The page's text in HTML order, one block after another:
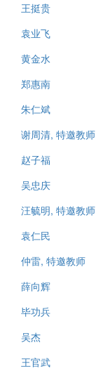
王挺贵
袁业飞
黄金水
郑惠南
朱仁斌
谢周清, 特邀教师
赵子福
吴忠庆
汪毓明, 特邀教师
袁仁民
仲雷, 特邀教师
薛向辉
毕功兵
吴杰
王官武